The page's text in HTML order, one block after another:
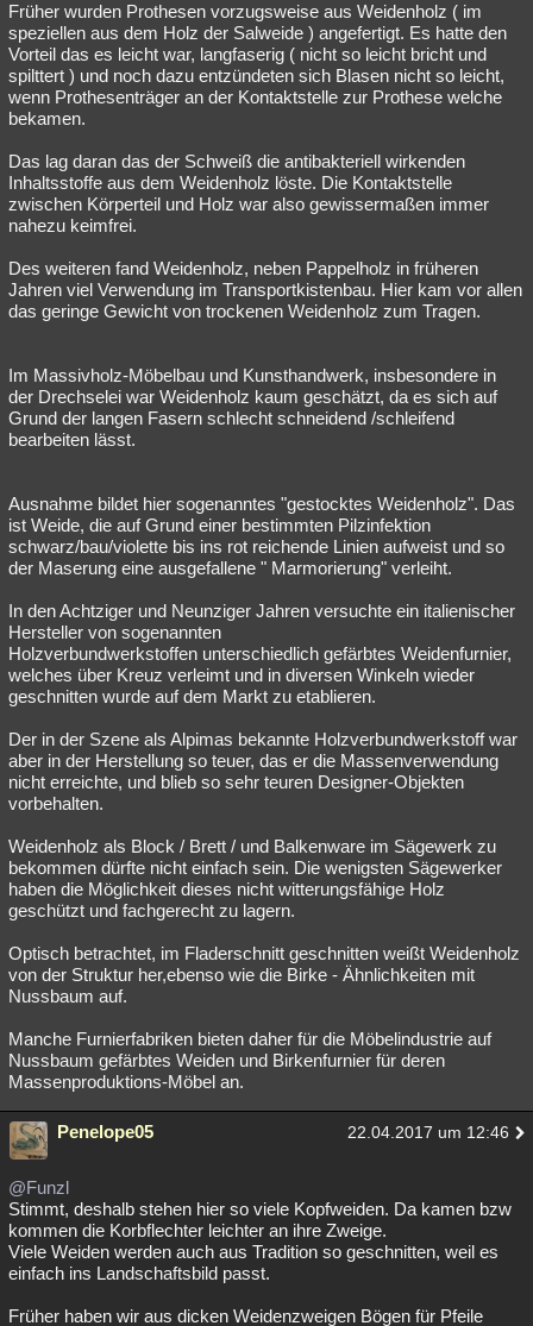
Früher wurden Prothesen vorzugsweise aus Weidenholz ( im
speziellen aus dem Holz der Salweide ) angefertigt. Es hatte den
Vorteil das es leicht war, langfaserig ( nicht so leicht bricht und
spilttert ) und noch dazu entzündeten sich Blasen nicht so leicht,
wenn Prothesenträger an der Kontaktstelle zur Prothese welche
bekamen.
Das lag daran das der Schweiß die antibakteriell wirkenden
Inhaltsstoffe aus dem Weidenholz löste. Die Kontaktstelle
zwischen Körperteil und Holz war also gewissermaßen immer
nahezu keimfrei.
Des weiteren fand Weidenholz, neben Pappelholz in früheren
Jahren viel Verwendung im Transportkistenbau. Hier kam vor allen
das geringe Gewicht von trockenen Weidenholz zum Tragen.
Im Massivholz-Möbelbau und Kunsthandwerk, insbesondere in
der Drechselei war Weidenholz kaum geschätzt, da es sich auf
Grund der langen Fasern schlecht schneidend /schleifend
bearbeiten lässt.
Ausnahme bildet hier sogenanntes "gestocktes Weidenholz". Das
ist Weide, die auf Grund einer bestimmten Pilzinfektion
schwarz/bau/violette bis ins rot reichende Linien aufweist und so
der Maserung eine ausgefallene " Marmorierung" verleiht.
In den Achtziger und Neunziger Jahren versuchte ein italienischer
Hersteller von sogenannten
Holzverbundwerkstoffen unterschiedlich gefärbtes Weidenfurnier,
welches über Kreuz verleimt und in diversen Winkeln wieder
geschnitten wurde auf dem Markt zu etablieren.
Der in der Szene als Alpimas bekannte Holzverbundwerkstoff war
aber in der Herstellung so teuer, das er die Massenverwendung
nicht erreichte, und blieb so sehr teuren Designer-Objekten
vorbehalten.
Weidenholz als Block / Brett / und Balkenware im Sägewerk zu
bekommen dürfte nicht einfach sein. Die wenigsten Sägewerker
haben die Möglichkeit dieses nicht witterungsfähige Holz
geschützt und fachgerecht zu lagern.
Optisch betrachtet, im Fladerschnitt geschnitten weißt Weidenholz
von der Struktur her,ebenso wie die Birke - Ähnlichkeiten mit
Nussbaum auf.
Manche Furnierfabriken bieten daher für die Möbelindustrie auf
Nussbaum gefärbtes Weiden und Birkenfurnier für deren
Massenproduktions-Möbel an.
Penelope05 22.04.2017 um 12:46
@Funzl
Stimmt, deshalb stehen hier so viele Kopfweiden. Da kamen bzw
kommen die Korbflechter leichter an ihre Zweige.
Viele Weiden werden auch aus Tradition so geschnitten, weil es
einfach ins Landschaftsbild passt.
Früher haben wir aus dicken Weidenzweigen Bögen für Pfeile